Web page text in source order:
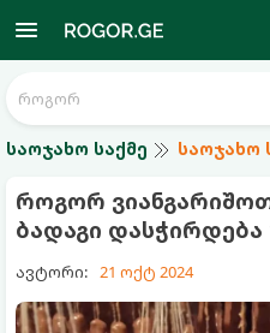
საოჯახო საქმე საოჯახო
როგორ
ბადაგი
ავტორი: 21 ოქტ 2024